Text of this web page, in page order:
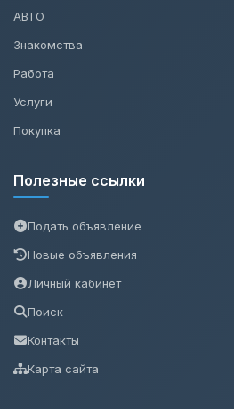
АВТО
Знакомства
Работа
Услуги
Покупка
Полезные ссылки
Подать объявление
Новые объявления
Личный кабинет
Поиск
Контакты
Карта сайта